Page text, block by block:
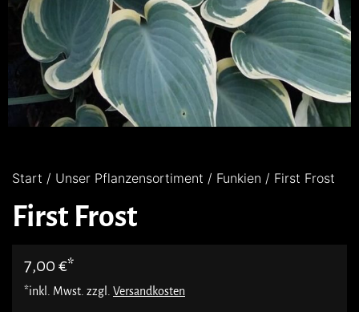
Start / Unser Pflanzensortiment / Funkien / First Frost
First Frost
7,00 €
*inkl. Mwst. zzgl. Versandkosten